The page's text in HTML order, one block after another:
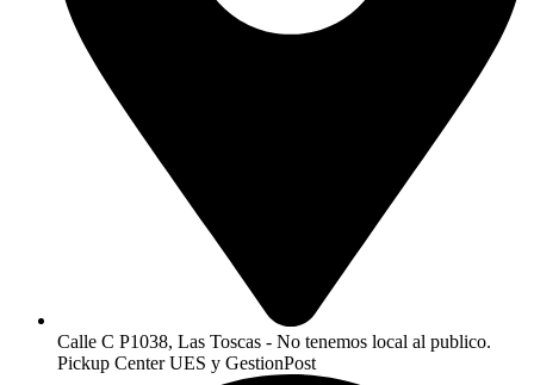
Calle C P1038, Las Toscas - No tenemos local al publico.
Pickup Center UES y GestionPost